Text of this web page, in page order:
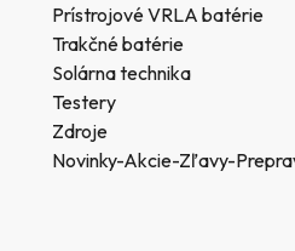
Prístrojové VRLA batérie
Trakčné batérie
Solárna technika
Testery
Zdroje
Novinky-Akcie-Zľavy-